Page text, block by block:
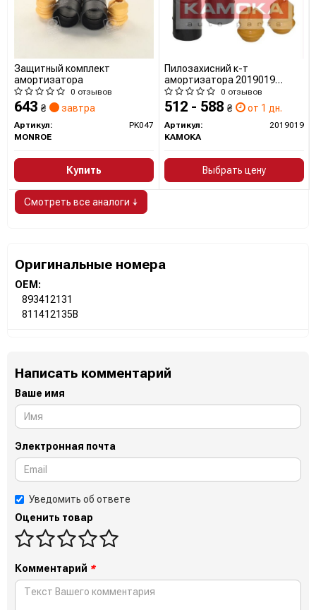
Защитный комплект
амортизатора
0 отзывов
643 ₴ завтра
Артикул:
PK047
MONROE
Купить
Пилозахисний к-т
амортизатора 2019019
KAMOKA
0 отзывов
512 - 588 ₴ от 1 дн.
Артикул:
2019019
KAMOKA
Выбрать цену
Смотреть все аналоги ↓
Оригинальные номера
OEM:
893412131
811412135B
Написать комментарий
Ваше имя
Электронная почта
Уведомить об ответе
Оценить товар
Комментарий *